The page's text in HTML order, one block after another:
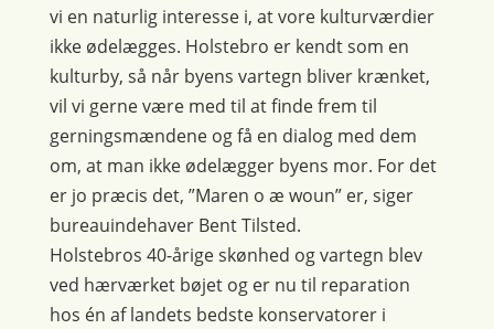
vi en naturlig interesse i, at vore kulturværdier
ikke ødelægges. Holstebro er kendt som en
kulturby, så når byens vartegn bliver krænket,
vil vi gerne være med til at finde frem til
gerningsmændene og få en dialog med dem
om, at man ikke ødelægger byens mor. For det
er jo præcis det, ”Maren o æ woun” er, siger
bureauindehaver Bent Tilsted.
Holstebros 40-årige skønhed og vartegn blev
ved hærværket bøjet og er nu til reparation
hos én af landets bedste konservatorer i